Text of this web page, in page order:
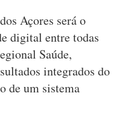
Açores será o
digital entre todas
Saúde,
integrados do
de um sistema